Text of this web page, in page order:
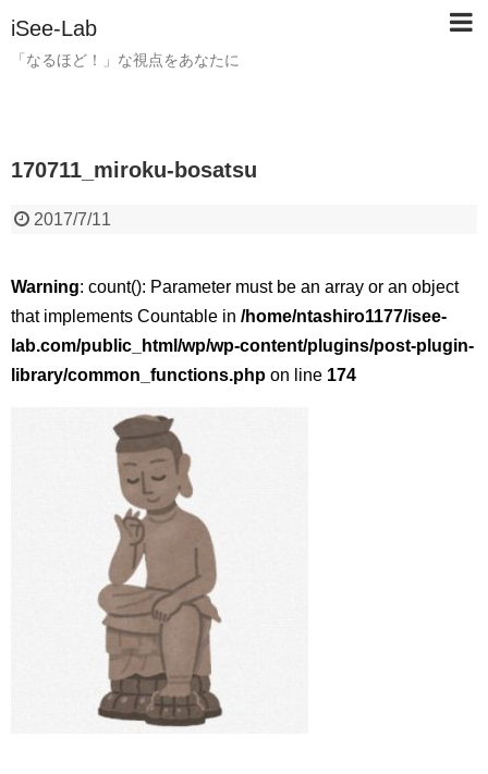
iSee-Lab
「なるほど！」な視点をあなたに
170711_miroku-bosatsu
2017/7/11
Warning: count(): Parameter must be an array or an object
that implements Countable in /home/ntashiro1177/isee-
lab.com/public_html/wp/wp-content/plugins/post-plugin-
library/common_functions.php on line 174